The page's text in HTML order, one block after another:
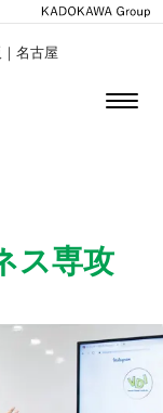
名古屋
ス専攻